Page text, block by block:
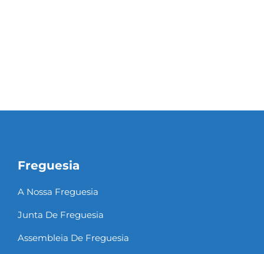
Freguesia
A Nossa Freguesia
Junta De Freguesia
Assembleia De Freguesia